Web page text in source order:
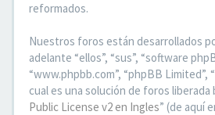
reformados.
Nuestros foros están desarrollados
adelante “ellos”, “sus”, “software
“www.phpbb.com”, “phpBB Limited”,
cual es una solución de foros liberada
Public License v2 en Ingles” (de aquí